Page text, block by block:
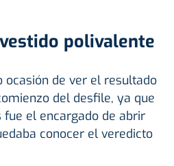
polivalente
ocasión de ver el resultado
del desfile, ya que
fue el encargado de abrir
conocer el veredicto